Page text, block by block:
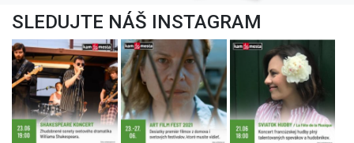
SLEDUJTE NÁŠ INSTAGRAM